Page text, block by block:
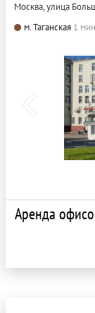
Москва, улица
м. Таганская 1
Аренда